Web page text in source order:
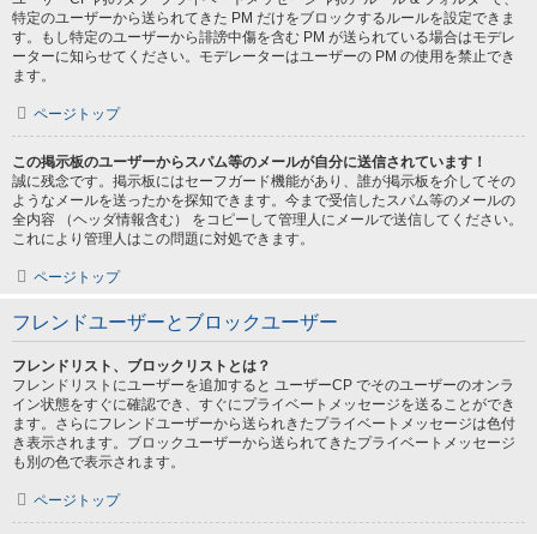
特定のユーザーから送られてきた PM だけをブロックするルールを設定できま
す。もし特定のユーザーから誹謗中傷を含む PM が送られている場合はモデレ
ーターに知らせてください。モデレーターはユーザーの PM の使用を禁止でき
ます。
ページトップ
この掲示板のユーザーからスパム等のメールが自分に送信されています！
誠に残念です。掲示板にはセーフガード機能があり、誰が掲示板を介してその
ようなメールを送ったかを探知できます。今まで受信したスパム等のメールの
全内容 （ヘッダ情報含む） をコピーして管理人にメールで送信してください。
これにより管理人はこの問題に対処できます。
ページトップ
フレンドユーザーとブロックユーザー
フレンドリスト、ブロックリストとは？
フレンドリストにユーザーを追加すると ユーザーCP でそのユーザーのオンラ
イン状態をすぐに確認でき、すぐにプライベートメッセージを送ることができ
ます。さらにフレンドユーザーから送られきたプライベートメッセージは色付
き表示されます。ブロックユーザーから送られてきたプライベートメッセージ
も別の色で表示されます。
ページトップ